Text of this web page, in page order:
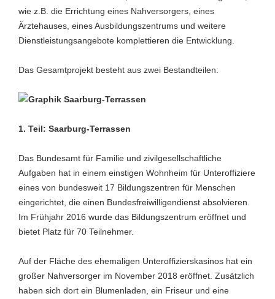
wie z.B. die Errichtung eines Nahversorgers, eines
Ärztehauses, eines Ausbildungszentrums und weitere
Dienstleistungsangebote komplettieren die Entwicklung.
Das Gesamtprojekt besteht aus zwei Bestandteilen:
1. Teil: Saarburg-Terrassen
Das Bundesamt für Familie und zivilgesellschaftliche
Aufgaben hat in einem einstigen Wohnheim für Unteroffiziere
eines von bundesweit 17 Bildungszentren für Menschen
eingerichtet, die einen Bundesfreiwilligendienst absolvieren.
Im Frühjahr 2016 wurde das Bildungszentrum eröffnet und
bietet Platz für 70 Teilnehmer.
Auf der Fläche des ehemaligen Unteroffizierskasinos hat ein
großer Nahversorger im November 2018 eröffnet. Zusätzlich
haben sich dort ein Blumenladen, ein Friseur und eine